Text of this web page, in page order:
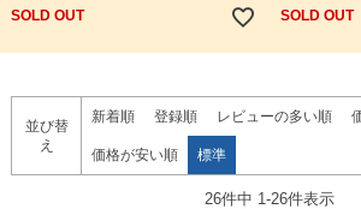
SOLD OUT
SOLD OUT
並び替
え
新着順 登録順 レビューの多い順
価格が安い順 標準
26件中 1-26件表示